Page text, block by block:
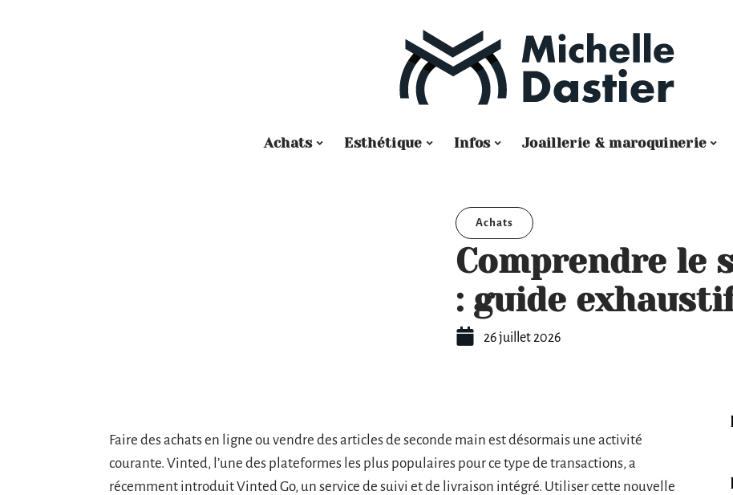
Achats Esthétique Infos Joaillerie & maroquinerie
Achats
Comprendre le
: guide
26 juillet 2026
Faire des achats en ligne ou vendre des articles de seconde main est désormais une activité
courante. Vinted, l’une des plateformes les plus populaires pour ce type de transactions, a
récemment introduit Vinted Go, un service de suivi et de livraison intégré. Utiliser cette nouvelle